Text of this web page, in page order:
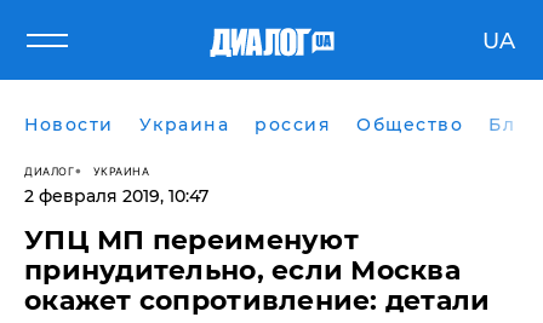
UA
Новости Украина россия Общество
ДИАЛОГ УКРАИНА
2 февраля 2019, 10:47
УПЦ МП переименуют
принудительно, если Москва
окажет сопротивление: детали